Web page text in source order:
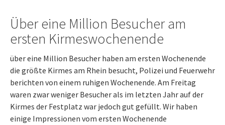
Über eine Million Besucher am
ersten Kirmeswochenende
über eine Million Besucher haben am ersten Wochenende
die größte Kirmes am Rhein besucht, Polizei und Feuerwehr
berichten von einem ruhigen Wochenende. Am Freitag
waren zwar weniger Besucher als im letzten Jahr auf der
Kirmes der Festplatz war jedoch gut gefüllt. Wir haben
einige Impressionen vom ersten Wochenende